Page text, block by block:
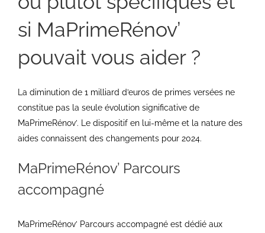
si MaPrimeRénov’
pouvait vous aider ?
La diminution de 1 milliard d’euros de primes versées ne
constitue pas la seule évolution significative de
MaPrimeRénov’. Le dispositif en lui-même et la nature des
aides connaissent des changements pour 2024.
MaPrimeRénov’ Parcours
accompagné
MaPrimeRénov’ Parcours accompagné est dédié aux